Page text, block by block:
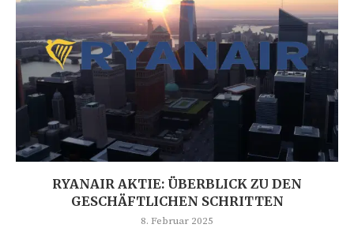
RYANAIR AKTIE: ÜBERBLICK ZU DEN
GESCHÄFTLICHEN SCHRITTEN
8. Februar 2025